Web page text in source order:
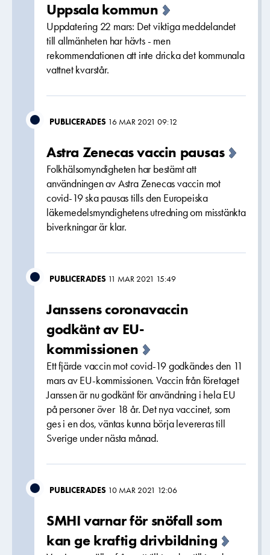
Uppsala kommun
Uppdatering 22 mars: Det viktiga meddelandet
till allmänheten har hävts - men
rekommendationen att inte dricka det kommunala
vattnet kvarstår.
PUBLICERADES 16 MAR 2021 09:12
Astra Zenecas vaccin pausas
Folkhälsomyndigheten har bestämt att
användningen av Astra Zenecas vaccin mot
covid-19 ska pausas tills den Europeiska
läkemedelsmyndighetens utredning om misstänkta
biverkningar är klar.
PUBLICERADES 11 MAR 2021 15:49
Janssens coronavaccin
godkänt av EU-
kommissionen
Ett fjärde vaccin mot covid-19 godkändes den 11
mars av EU-kommissionen. Vaccin från företaget
Janssen är nu godkänt för användning i hela EU
på personer över 18 år. Det nya vaccinet, som
ges i en dos, väntas kunna börja levereras till
Sverige under nästa månad.
PUBLICERADES 10 MAR 2021 12:06
SMHI varnar för snöfall som
kan ge kraftig drivbildning